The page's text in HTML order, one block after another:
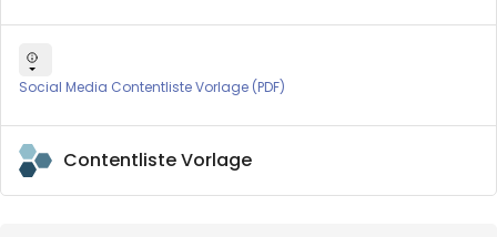
Social Media Contentliste Vorlage (PDF)
Contentliste Vorlage